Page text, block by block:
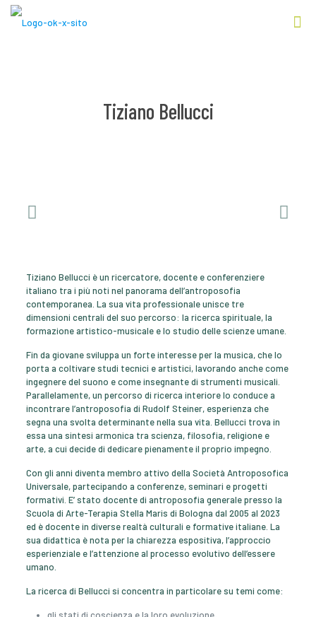
Tiziano Bellucci
Tiziano Bellucci è un ricercatore, docente e conferenziere
italiano tra i più noti nel panorama dell’antroposofia
contemporanea. La sua vita professionale unisce tre
dimensioni centrali del suo percorso: la ricerca spirituale, la
formazione artistico-musicale e lo studio delle scienze umane.
Fin da giovane sviluppa un forte interesse per la musica, che lo
porta a coltivare studi tecnici e artistici, lavorando anche come
ingegnere del suono e come insegnante di strumenti musicali.
Parallelamente, un percorso di ricerca interiore lo conduce a
incontrare l’antroposofia di Rudolf Steiner, esperienza che
segna una svolta determinante nella sua vita. Bellucci trova in
essa una sintesi armonica tra scienza, filosofia, religione e
arte, a cui decide di dedicare pienamente il proprio impegno.
Con gli anni diventa membro attivo della Società Antroposofica
Universale, partecipando a conferenze, seminari e progetti
formativi. E’ stato docente di antroposofia generale presso la
Scuola di Arte-Terapia Stella Maris di Bologna dal 2005 al 2023
ed è docente in diverse realtà culturali e formative italiane. La
sua didattica è nota per la chiarezza espositiva, l’approccio
esperienziale e l’attenzione al processo evolutivo dell’essere
umano.
La ricerca di Bellucci si concentra in particolare su temi come: